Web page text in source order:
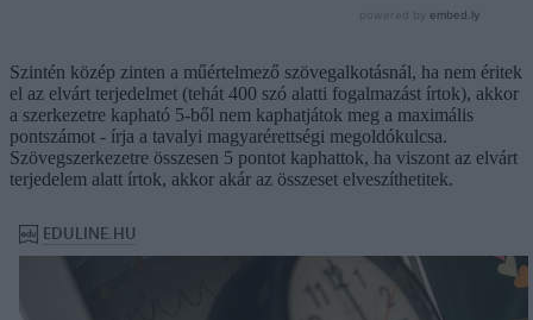
Szintén közép zinten a műértelmező szövegalkotásnál, ha nem éritek
el az elvárt terjedelmet (tehát 400 szó alatti fogalmazást írtok), akkor
a szerkezetre kapható 5-ből nem kaphatjátok meg a maximális
pontszámot - írja a tavalyi magyarérettségi megoldókulcsa.
Szövegszerkezetre összesen 5 pontot kaphattok, ha viszont az elvárt
terjedelem alatt írtok, akkor akár az összeset elveszíthetitek.